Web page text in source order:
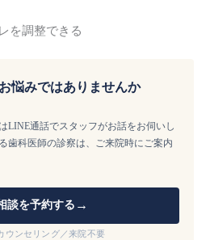
を調整できる
悩みではありませんか
LINE通話でスタッフがお話をお伺いし
歯科医師の診察は、ご来院時にご案内
談を予約する →
ウンセリング／来院不要